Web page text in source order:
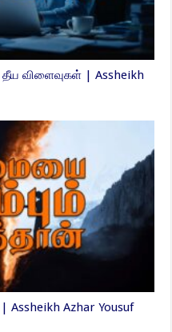
விளைவுகள் | Assheikh
Azhar Yousuf